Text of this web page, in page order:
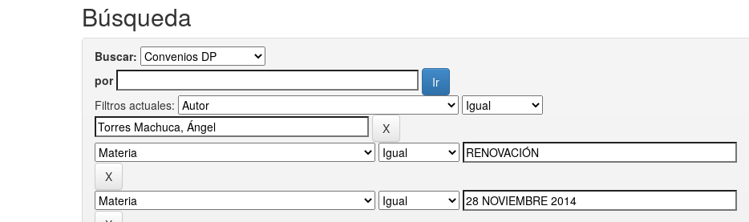
Búsqueda
Buscar:
por
Filtros actuales: